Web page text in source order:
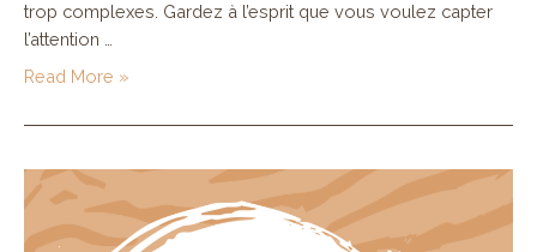
trop complexes. Gardez à l’esprit que vous voulez capter
l’attention …
3
indispensables
faire
un
bon
Read More »